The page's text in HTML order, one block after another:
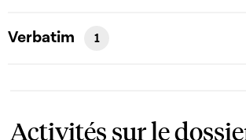
Verbatim 1
Activités sur le